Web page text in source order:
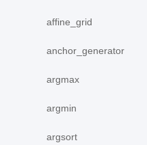
affine_grid
anchor_generator
argmax
argmin
argsort